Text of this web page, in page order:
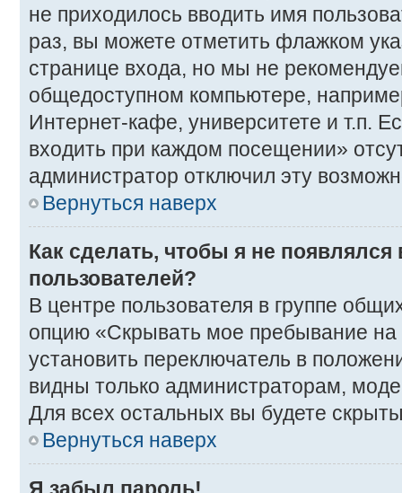
не приходилось вводить имя
раз, вы можете отметить флажком
странице входа, но мы не
общедоступном компьютере,
Интернет-кафе, университете и т.п.
входить при каждом посещении»
администратор отключил эту
Вернуться наверх
Как сделать, чтобы я не появлялся
пользователей?
В центре пользователя в группе
опцию «Скрывать мое пребывание
установить переключатель в
видны только администраторам,
Для всех остальных вы будете
Вернуться наверх